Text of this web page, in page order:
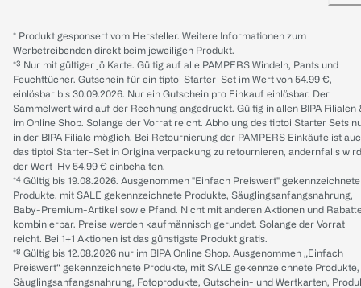
* Produkt gesponsert vom Hersteller. Weitere Informationen zum
Werbetreibenden direkt beim jeweiligen Produkt.
*³ Nur mit gültiger jö Karte. Gültig auf alle PAMPERS Windeln, Pants und
Feuchttücher. Gutschein für ein tiptoi Starter-Set im Wert von 54.99 €,
einlösbar bis 30.09.2026. Nur ein Gutschein pro Einkauf einlösbar. Der
Sammelwert wird auf der Rechnung angedruckt. Gültig in allen BIPA Filialen
im Online Shop. Solange der Vorrat reicht. Abholung des tiptoi Starter Sets
in der BIPA Filiale möglich. Bei Retournierung der PAMPERS Einkäufe ist
das tiptoi Starter-Set in Originalverpackung zu retournieren, andernfalls wird
der Wert iHv 54.99 € einbehalten.
*⁴ Gültig bis 19.08.2026. Ausgenommen "Einfach Preiswert" gekennzeichnete
Produkte, mit SALE gekennzeichnete Produkte, Säuglingsanfangsnahrung,
Baby-Premium-Artikel sowie Pfand. Nicht mit anderen Aktionen und
kombinierbar. Preise werden kaufmännisch gerundet. Solange der Vorrat
reicht. Bei 1+1 Aktionen ist das günstigste Produkt gratis.
*⁸ Gültig bis 12.08.2026 nur im BIPA Online Shop. Ausgenommen „Einfach
Preiswert“ gekennzeichnete Produkte, mit SALE gekennzeichnete Produkte,
Säuglingsanfangsnahrung, Fotoprodukte, Gutschein- und Wertkarten,